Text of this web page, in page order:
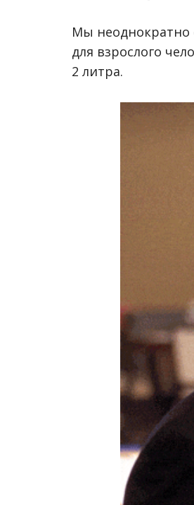
Мы неоднократно
для взрослого
2 литра.